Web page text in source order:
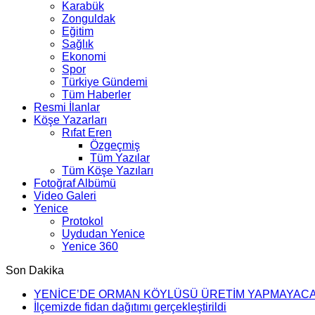
Karabük
Zonguldak
Eğitim
Sağlık
Ekonomi
Spor
Türkiye Gündemi
Tüm Haberler
Resmi İlanlar
Köşe Yazarları
Rıfat Eren
Özgeçmiş
Tüm Yazılar
Tüm Köşe Yazıları
Fotoğraf Albümü
Video Galeri
Yenice
Protokol
Uydudan Yenice
Yenice 360
Son Dakika
YENİCE’DE ORMAN KÖYLÜSÜ ÜRETİM
İlçemizde fidan dağıtımı gerçekleştirildi